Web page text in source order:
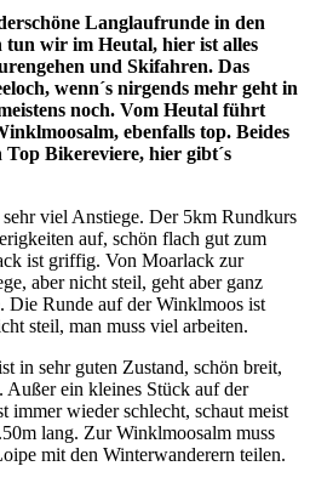
Langlaufrunde in den
tun wir im Heutal, hier ist alles
und Skifahren. Das
wenn´s nirgends mehr geht in
noch. Vom Heutal führt
ebenfalls top. Beides
Bikereviere, hier gibt´s
viel Anstiege. Der 5km Rundkurs
auf, schön flach gut zum
ist griffig. Von Moarlack zur
aber nicht steil, geht aber ganz
Die Runde auf der Winklmoos ist
steil, man muss viel arbeiten.
in sehr guten Zustand, schön breit,
Außer ein kleines Stück auf der
immer wieder schlecht, schaut meist
lang. Zur Winklmoosalm muss
mit den Winterwanderern teilen.